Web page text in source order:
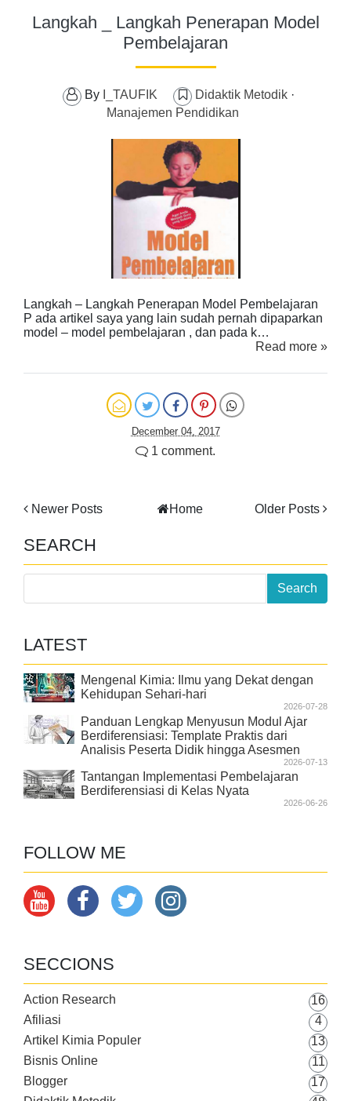
Langkah _ Langkah Penerapan Model
Pembelajaran
By I_TAUFIK Didaktik Metodik ·
Manajemen Pendidikan
Langkah – Langkah Penerapan Model Pembelajaran
P ada artikel saya yang lain sudah pernah dipaparkan
model – model pembelajaran , dan pada k…
Read more »
December 04, 2017
1 comment.
Newer Posts Older Posts
Home
SEARCH
LATEST
Mengenal Kimia: Ilmu yang Dekat dengan
Kehidupan Sehari-hari
2026-07-28
Panduan Lengkap Menyusun Modul Ajar
Berdiferensiasi: Template Praktis dari
Analisis Peserta Didik hingga Asesmen
2026-07-13
Tantangan Implementasi Pembelajaran
Berdiferensiasi di Kelas Nyata
2026-06-26
FOLLOW ME
SECCIONS
Action Research
16
Afiliasi
4
Artikel Kimia Populer
13
Bisnis Online
11
Blogger
17